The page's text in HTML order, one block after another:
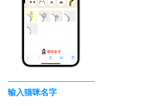
输入猫咪名字